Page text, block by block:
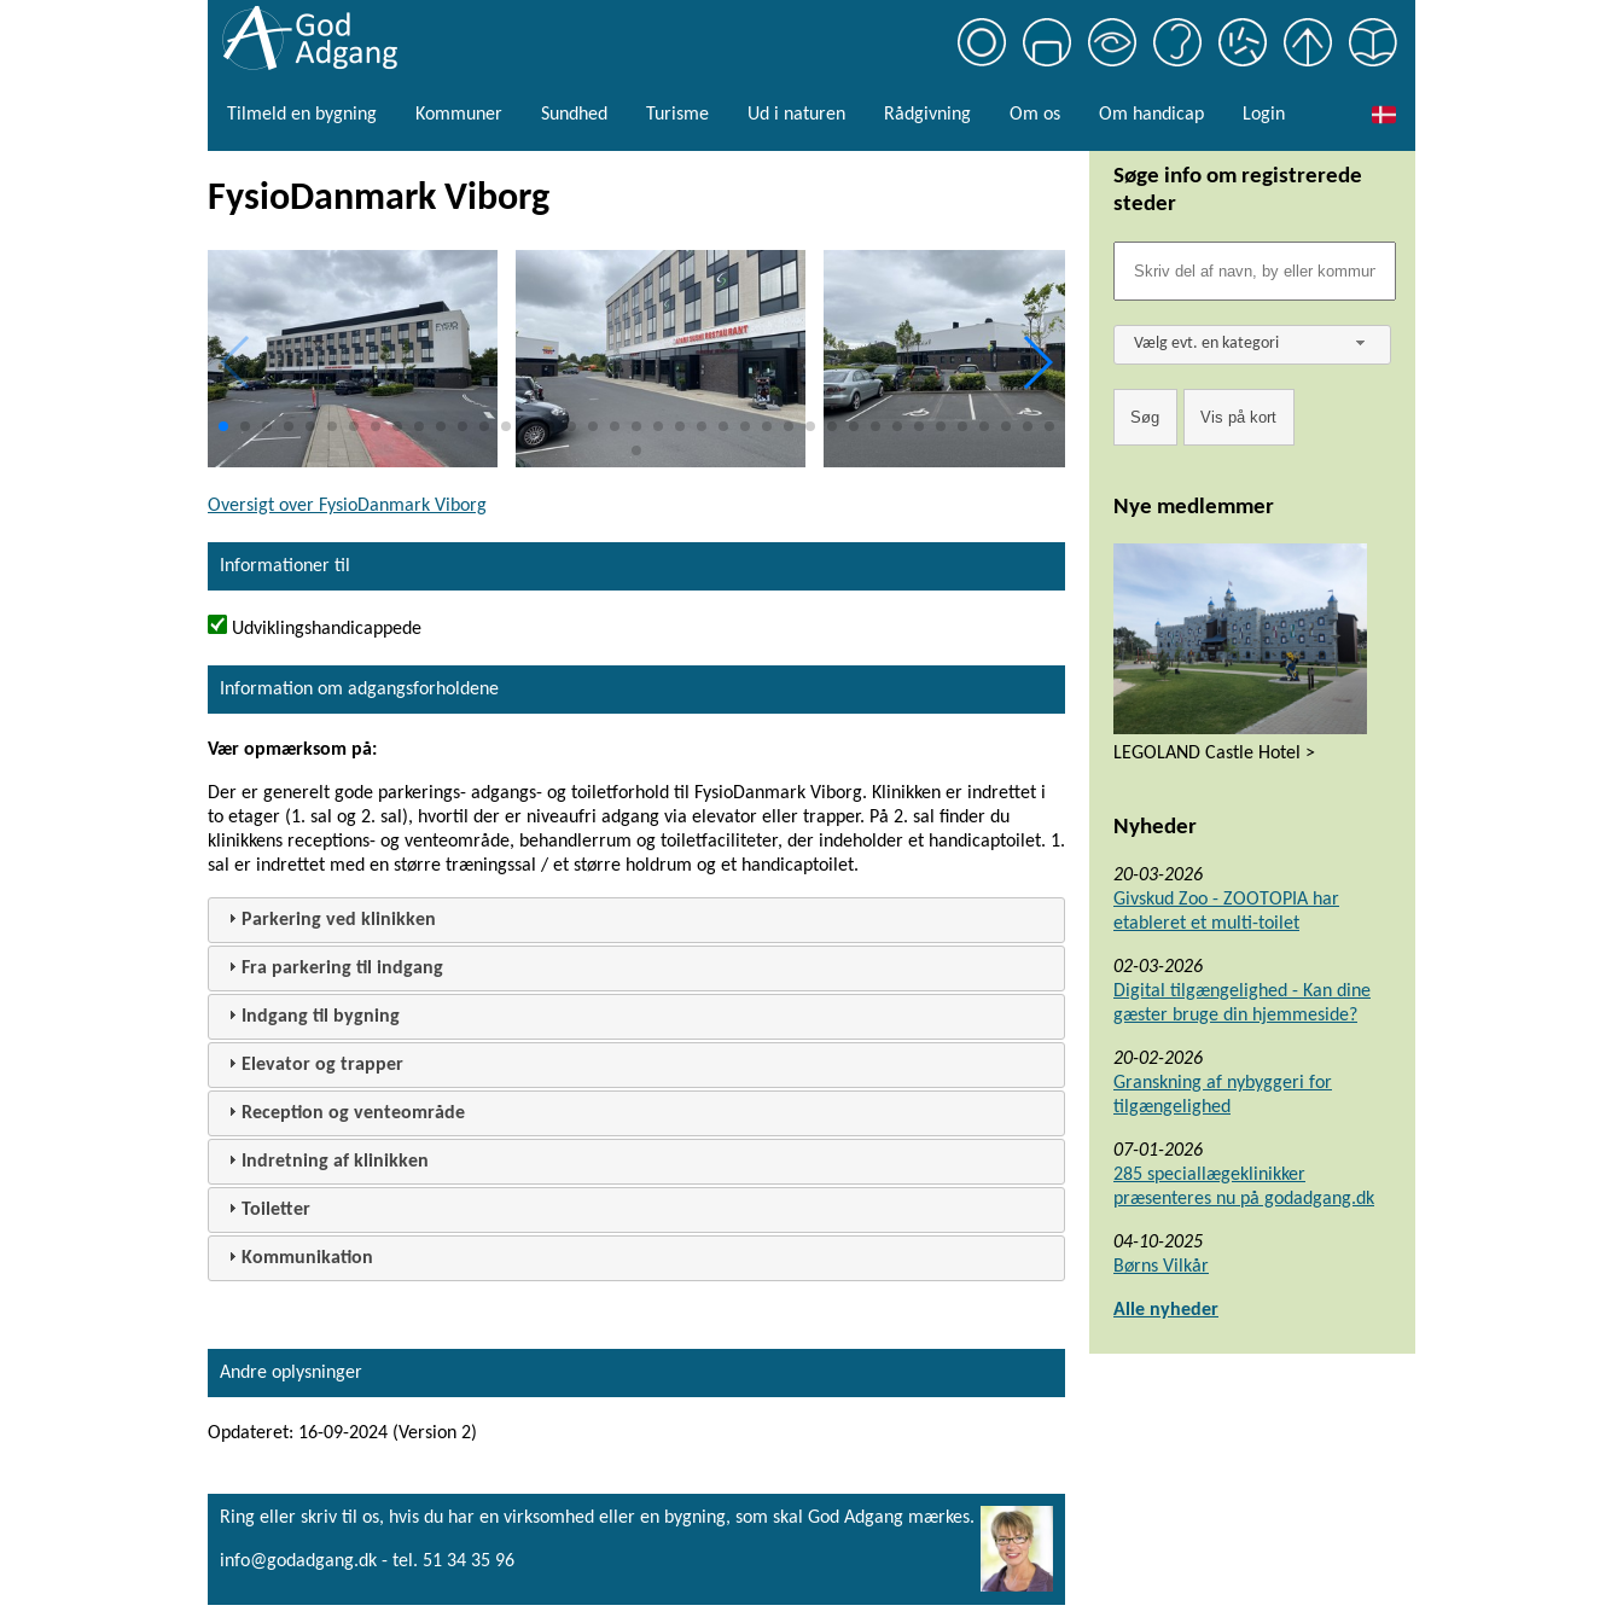
Tilmeld en bygning Kommuner Sundhed Turisme Ud i naturen Rådgivning Om os Om handicap Login
FysioDanmark Viborg
Oversigt over FysioDanmark Viborg
Informationer til
Udviklingshandicappede
Information om adgangsforholdene
Vær opmærksom på:
Der er generelt gode parkerings- adgangs- og toiletforhold til FysioDanmark Viborg. Klinikken er indrettet i
to etager (1. sal og 2. sal), hvortil der er niveaufri adgang via elevator eller trapper. På 2. sal finder du
klinikkens receptions- og venteområde, behandlerrum og toiletfaciliteter, der indeholder et handicaptoilet. 1.
sal er indrettet med en større træningssal / et større holdrum og et handicaptoilet.
Parkering ved klinikken
Fra parkering til indgang
Indgang til bygning
Elevator og trapper
Reception og venteområde
Indretning af klinikken
Toiletter
Kommunikation
Andre oplysninger
Opdateret: 16-09-2024 (Version 2)
Ring eller skriv til os, hvis du har en virksomhed eller en bygning, som skal God Adgang mærkes.
info@godadgang.dk - tel. 51 34 35 96
Søge info om registrerede
steder
Vælg evt. en kategori
Nye medlemmer
LEGOLAND Castle Hotel >
Nyheder
20-03-2026
Givskud Zoo - ZOOTOPIA har
etableret et multi-toilet
02-03-2026
Digital tilgængelighed - Kan dine
gæster bruge din hjemmeside?
20-02-2026
Granskning af nybyggeri for
tilgængelighed
07-01-2026
285 speciallægeklinikker
præsenteres nu på godadgang.dk
04-10-2025
Børns Vilkår
Alle nyheder